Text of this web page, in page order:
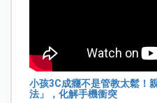
小孩3C成癮不是管教太鬆！
法」，化解手機衝突